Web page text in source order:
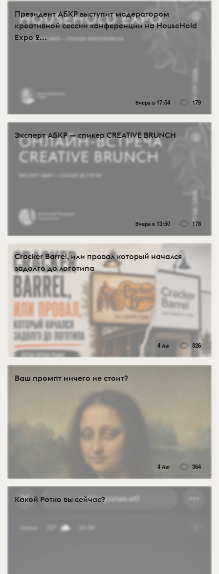
Президент АБКР выступит модератором
креативной сессии конференции на HouseHold
Expo 2...
Вчера в 17:54 179
Эксперт АБКР — спикер CREATIVE BRUNCH
Вчера в 13:50 178
Cracker Barrel, или провал который начался
задолго до логотипа
4 Авг 326
Ваш промпт ничего не стоит?
4 Авг 364
Какой Ротко вы сейчас?